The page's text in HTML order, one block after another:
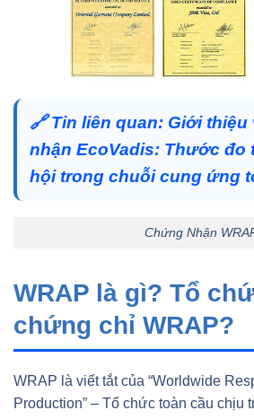
🔗Tin liên quan: Giới thiệu
nhận EcoVadis: Thước đo
hội trong chuỗi cung ứng
Chứng Nhận
WRAP là gì? Tổ
chứng chỉ WRAP?
WRAP là viết tắt của “Worldwide
Production” – Tổ chức toàn cầu chịu